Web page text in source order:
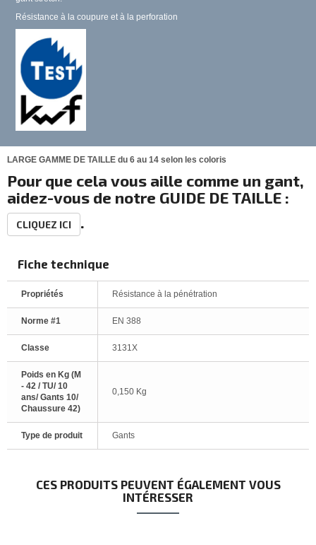
Résistance à la coupure et à la perforation
LARGE GAMME DE TAILLE du 6 au 14 selon les coloris
Pour que cela vous aille comme un gant,
aidez-vous de notre GUIDE DE TAILLE :
CLIQUEZ ICI .
Fiche technique
Propriétés Résistance à la pénétration
Norme #1 EN 388
Classe 3131X
Poids en Kg (M
- 42 / TU/ 10
ans/ Gants 10/
Chaussure 42)
0,150 Kg
Type de produit Gants
CES PRODUITS PEUVENT ÉGALEMENT VOUS
INTÉRESSER